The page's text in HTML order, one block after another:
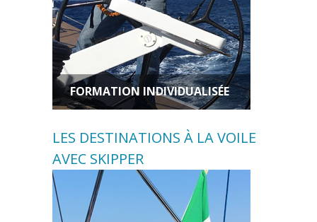
FORMATION INDIVIDUALISÉE
LES DESTINATIONS À LA VOILE
AVEC SKIPPER